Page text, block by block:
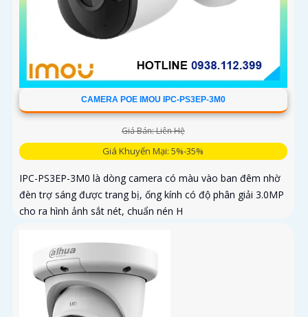
CAMERA POE IMOU IPC-PS3EP-3M0
Giá Bán: Liên Hệ
Giá Khuyến Mại: 5%-35%
IPC-PS3EP-3M0 là dòng camera có màu vào ban đêm nhờ
đèn trợ sáng được trang bị, ống kính có độ phân giải 3.0MP
cho ra hình ảnh sắt nét, chuẩn nén H